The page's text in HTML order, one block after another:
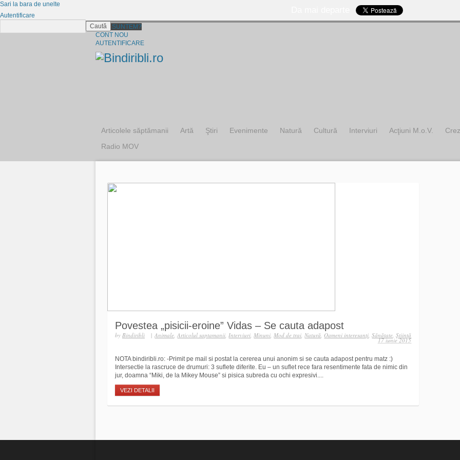
CINE SUNTEM?
CONT NOU
AUTENTIFICARE
Articolele săptămanii Artă Ştiri Evenimente Natură Cultură Interviuri Acţiuni M.o.V. Crez
Radio MOV
Povestea „pisicii-eroine” Vidas – Se cauta adapost
by Bindiribli | Animale,Articolul saptamanii,Interviuri,Minuni,Mod de trai,Natură,Oameni interesanţi,Sănătate,Ştiinţă
17 iunie 2015
NOTA bindiribli.ro: -Primit pe mail si postat la cererea unui anonim si se cauta adapost pentru matz :)
Intersectie la rascruce de drumuri: 3 suflete diferite. Eu – un suflet rece fara resentimente fata de nimic din
jur, doamna “Miki, de la Mikey Mouse” si pisica subreda cu ochi expresivi....
VEZI DETALII
Sari la bara de unelte
Autentificare
Caută